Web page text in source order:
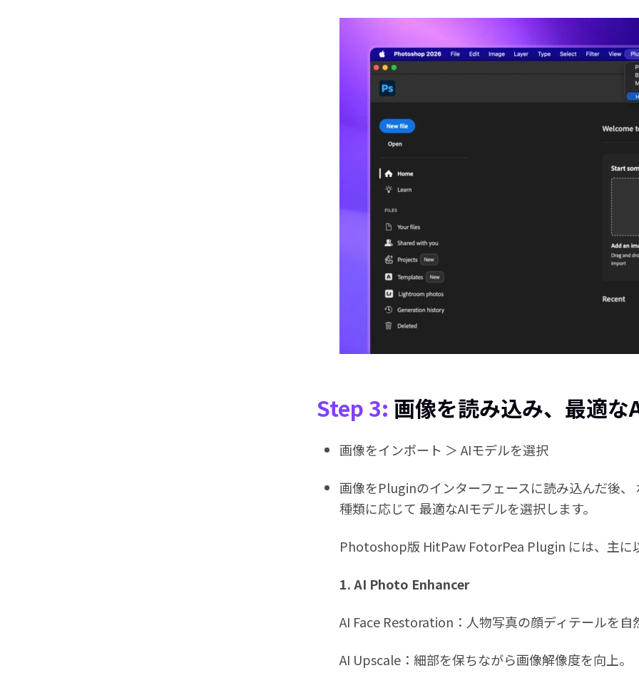
Step 3: 画像を読み込み、最適な
画像をインポート ＞ AIモデルを選択
画像をPluginのインターフェースに読み込んだ後
種類に応じて 最適なAIモデルを選択します。
Photoshop版 HitPaw FotorPea Plugin には、主に
1. AI Photo Enhancer
AI Face Restoration：人物写真の顔ディテールを自
AI Upscale：細部を保ちながら画像解像度を向上。